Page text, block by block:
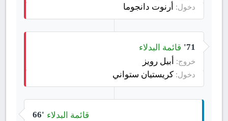
دخول: أرنوت دانجوما
71' قائمة البدلاء
خروج: أبيل رويز
دخول: كريستيان ستواني
66' قائمة البدلاء